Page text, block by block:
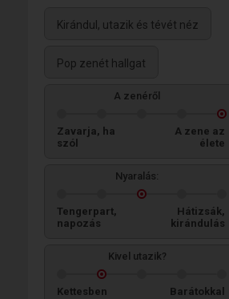
Kirándul, utazik és tévét néz
Pop zenét hallgat
A zenéről
Zavarja, ha
szól
A zene az
élete
Nyaralás:
Tengerpart,
napozás
Hátizsák,
kirándulás
Kivel utazik?
Kettesben Barátokkal